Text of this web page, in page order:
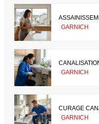
GARNICH
GARNICH
CURAGE
GARNICH